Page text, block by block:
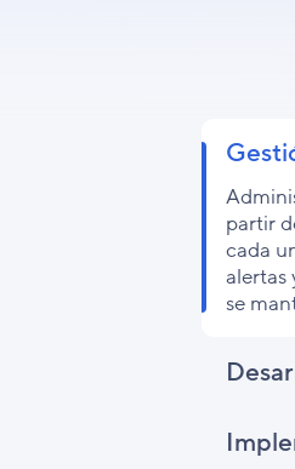
partir
cada
alertas
se